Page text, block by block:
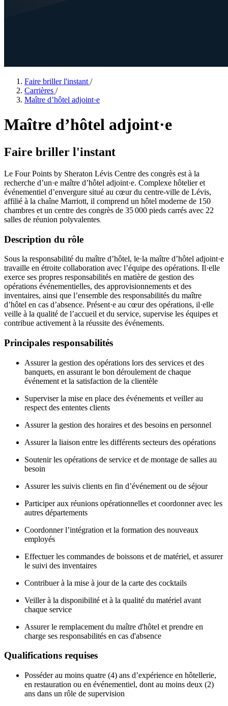
Faire briller l'instant /
Carrières /
Maître d’hôtel adjoint·e
Maître d’hôtel adjoint·e
Faire briller l'instant
Le Four Points by Sheraton Lévis Centre des congrès est à la
recherche d’un·e maître d’hôtel adjoint·e. Complexe hôtelier et
événementiel d’envergure situé au cœur du centre-ville de Lévis,
affilié à la chaîne Marriott, il comprend un hôtel moderne de 150
chambres et un centre des congrès de 35 000 pieds carrés avec 22
salles de réunion polyvalentes
Description du rôle
Sous la responsabilité du maître d’hôtel, le·la maître d’hôtel adjoint·e
travaille en étroite collaboration avec l’équipe des opérations. Il·elle
exerce ses propres responsabilités en matière de gestion des
opérations événementielles, des approvisionnements et des
inventaires, ainsi que l’ensemble des responsabilités du maître
d’hôtel en cas d’absence. Présent·e au cœur des opérations, il·elle
veille à la qualité de l’accueil et du service, supervise les équipes et
contribue activement à la réussite des événements.
Principales responsabilités
Assurer la gestion des opérations lors des services et des
banquets, en assurant le bon déroulement de chaque
événement et la satisfaction de la clientèle
Superviser la mise en place des événements et veiller au
respect des ententes clients
Assurer la gestion des horaires et des besoins en personnel
Assurer la liaison entre les différents secteurs des opérations
Soutenir les opérations de service et de montage de salles au
besoin
Assurer les suivis clients en fin d’événement ou de séjour
Participer aux réunions opérationnelles et coordonner avec les
autres départements
Coordonner l’intégration et la formation des nouveaux
employés
Effectuer les commandes de boissons et de matériel, et assurer
le suivi des inventaires
Contribuer à la mise à jour de la carte des cocktails
Veiller à la disponibilité et à la qualité du matériel avant
chaque service
Assurer le remplacement du maître d'hôtel et prendre en
charge ses responsabilités en cas d'absence
Qualifications requises
Posséder au moins quatre (4) ans d’expérience en hôtellerie,
en restauration ou en événementiel, dont au moins deux (2)
ans dans un rôle de supervision